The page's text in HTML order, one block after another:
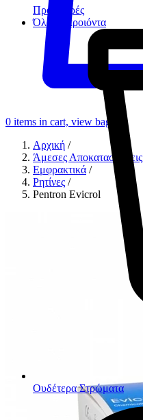
Προσφορές
Όλα τα προιόντα
Ουδέτερα Στρώματα
0 items in cart, view bag
Αρχική /
Άμεσες Αποκαταστάσεις
Εμφρακτικά /
Ρητίνες /
Pentron Evicrol